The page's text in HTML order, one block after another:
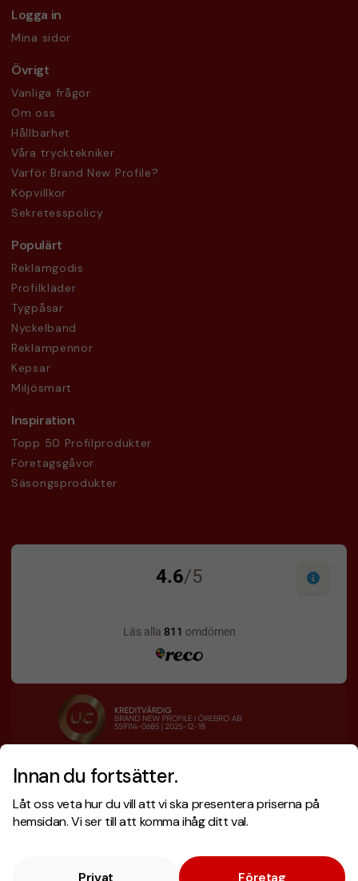
Innan du fortsätter.
Låt oss veta hur du vill att vi ska presentera priserna på
hemsidan. Vi ser till att komma ihåg ditt val.
Privat Företag
Logga in
Mina sidor
Övrigt
Vanliga frågor
Om oss
Hållbarhet
Våra trycktekniker
Varför Brand New Profile?
Köpvillkor
Sekretesspolicy
Populärt
Reklamgodis
Profilkläder
Tygpåsar
Nyckelband
Reklampennor
Kepsar
Miljösmart
Inspiration
Topp 50 Profilprodukter
Företagsgåvor
Säsongsprodukter
Designskiss inom 1 h
Fri offert
Snabb leverans